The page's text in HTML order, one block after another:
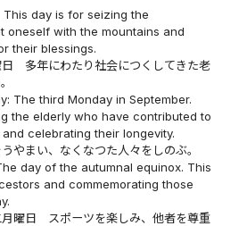
This day is for seizing the
oneself with the mountains and
their blessings.
多年にわたり社会につくしてきた老
The third Monday in September.
the elderly who have contributed to
celebrating their longevity.
まい、なくなつた人々をしのぶ。
day of the autumnal equinox. This
and commemorating those
曜日 スポーツを楽しみ、他者を尊重